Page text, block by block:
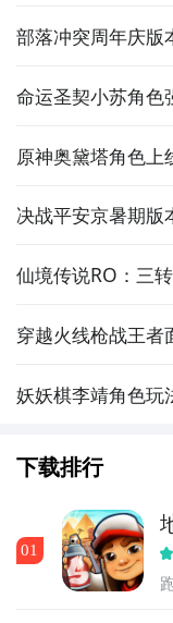
部落冲突周年庆版
命运圣契小苏角色
原神奥黛塔角色
决战平安京暑期版
仙境传说RO：三
穿越火线枪战王者
妖妖棋李靖角色玩
下载排行
01